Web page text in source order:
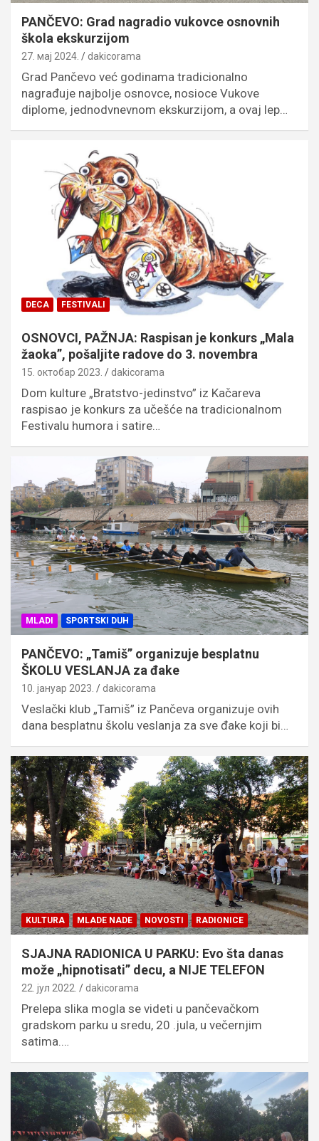
PANČEVO: Grad nagradio vukovce osnovnih
škola ekskurzijom
27. мај 2024. dakicorama
Grad Pančevo već godinama tradicionalno
nagrađuje najbolje osnovce, nosioce Vukove
diplome, jednodvnevnom ekskurzijom, a ovaj lep…
DECA FESTIVALI
OSNOVCI, PAŽNJA: Raspisan je konkurs „Mala
žaoka”, pošaljite radove do 3. novembra
15. октобар 2023. dakicorama
Dom kulture „Bratstvo-jedinstvo” iz Kačareva
raspisao je konkurs za učešće na tradicionalnom
Festivalu humora i satire…
MLADI SPORTSKI DUH
PANČEVO: „Tamiš” organizuje besplatnu
ŠKOLU VESLANJA za đake
10. јануар 2023. dakicorama
Veslački klub „Tamiš” iz Pančeva organizuje ovih
dana besplatnu školu veslanja za sve đake koji bi…
KULTURA MLADE NADE NOVOSTI RADIONICE
SJAJNA RADIONICA U PARКU: Evo šta danas
može „hipnotisati” decu, a NIJE TELEFON
22. јул 2022. dakicorama
Prelepa slika mogla se videti u pančevačkom
gradskom parku u sredu, 20 .jula, u večernjim
satima.…